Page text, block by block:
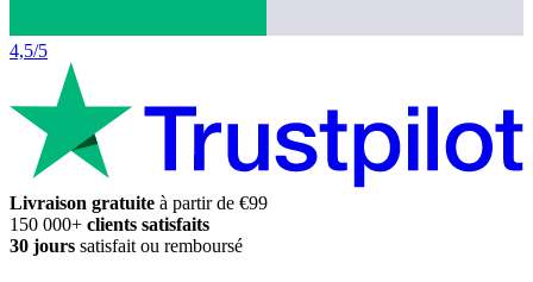
4,5/5
Livraison gratuite à partir de €99
150 000+ clients satisfaits
30 jours satisfait ou remboursé